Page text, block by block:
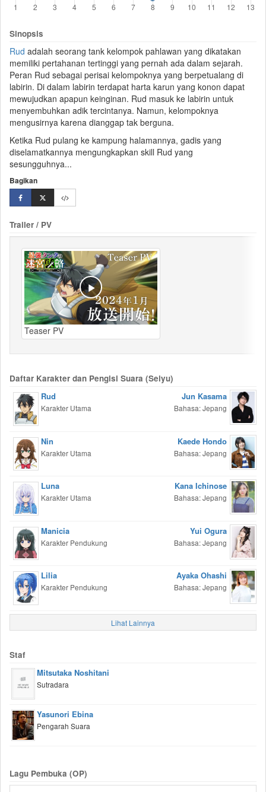
Sinopsis
Rud adalah seorang tank kelompok pahlawan yang dikatakan
memiliki pertahanan tertinggi yang pernah ada dalam sejarah.
Peran Rud sebagai perisai kelompoknya yang berpetualang di
labirin. Di dalam labirin terdapat harta karun yang konon dapat
mewujudkan apapun keinginan. Rud masuk ke labirin untuk
menyembuhkan adik tercintanya. Namun, kelompoknya
mengusirnya karena dianggap tak berguna.
Ketika Rud pulang ke kampung halamannya, gadis yang
diselamatkannya mengungkapkan skill Rud yang
sesungguhnya...
Bagikan
Trailer / PV
Teaser PV
Daftar Karakter dan Pengisi Suara (Seiyu)
Rud
Karakter Utama
Jun Kasama
Bahasa: Jepang
Nin
Karakter Utama
Kaede Hondo
Bahasa: Jepang
Luna
Karakter Utama
Kana Ichinose
Bahasa: Jepang
Manicia
Karakter Pendukung
Yui Ogura
Bahasa: Jepang
Lilia
Karakter Pendukung
Ayaka Ohashi
Bahasa: Jepang
Lihat Lainnya
Staf
Mitsutaka Noshitani
Sutradara
Yasunori Ebina
Pengarah Suara
Lagu Pembuka (OP)